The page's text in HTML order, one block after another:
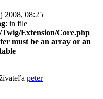
2008, 08:25
: in file
Extension/Core.php
must be an array or an
peter